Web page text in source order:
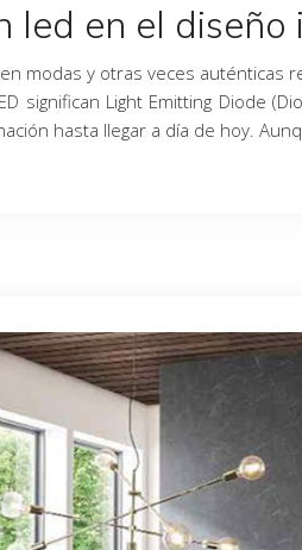
led en el diseño
modas y otras veces auténticas
significan Light Emitting Diode
hasta llegar a día de hoy.